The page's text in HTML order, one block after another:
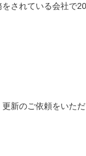
されている会社で
新のご依頼をいただ